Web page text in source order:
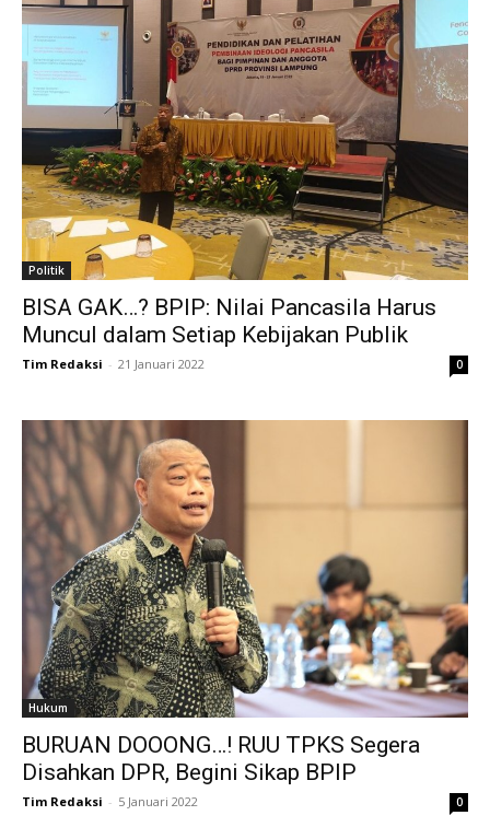
Politik
BISA GAK…? BPIP: Nilai Pancasila Harus
Muncul dalam Setiap Kebijakan Publik
Tim Redaksi - 21 Januari 2022 0
Hukum
BURUAN DOOONG…! RUU TPKS Segera
Disahkan DPR, Begini Sikap BPIP
Tim Redaksi - 5 Januari 2022 0